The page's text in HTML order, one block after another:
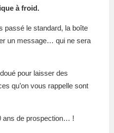
à froid.
passé le standard, la boîte
un message… qui ne sera
pour laisser des
qu’on vous rappelle sont
ans de prospection… !